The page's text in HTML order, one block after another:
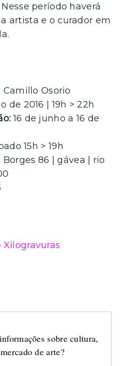
período haverá
artista e o curador em
Osorio
de 2016 | 19h > 22h
16 de junho a 16 de
15h > 19h
Borges 86 | gávea | rio
Xilogravuras
sobre cultura,
de arte?